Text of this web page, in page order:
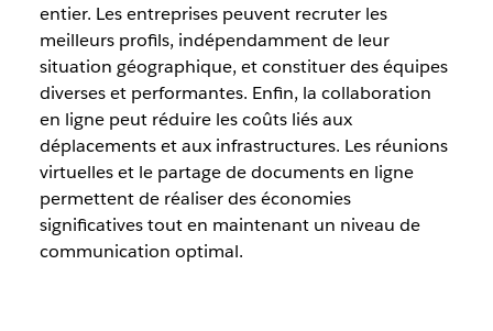
entier. Les entreprises peuvent recruter les
meilleurs profils, indépendamment de leur
situation géographique, et constituer des équipes
diverses et performantes. Enfin, la collaboration
en ligne peut réduire les coûts liés aux
déplacements et aux infrastructures. Les réunions
virtuelles et le partage de documents en ligne
permettent de réaliser des économies
significatives tout en maintenant un niveau de
communication optimal.